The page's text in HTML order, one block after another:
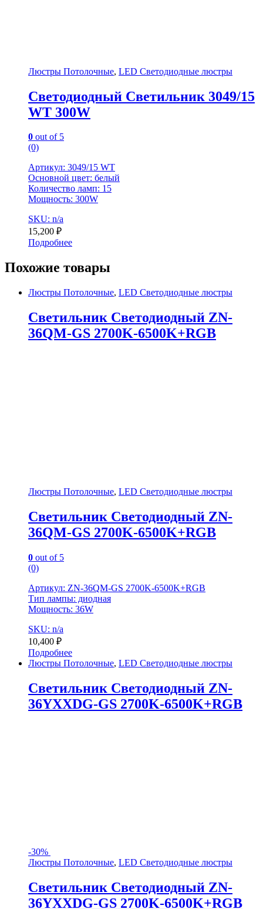
Люстры Потолочные, LED Светодиодные люстры
Светодиодный Светильник 3049/15
WT 300W
0 out of 5
(0)
Артикул: 3049/15 WT
Основной цвет: белый
Количество ламп: 15
Мощность: 300W
SKU: n/a
15,200 ₽
Подробнее
Похожие товары
Люстры Потолочные, LED Светодиодные люстры
Светильник Светодиодный ZN-
36QM-GS 2700K-6500K+RGB
Люстры Потолочные, LED Светодиодные люстры
Светильник Светодиодный ZN-
36QM-GS 2700K-6500K+RGB
0 out of 5
(0)
Артикул: ZN-36QM-GS 2700K-6500K+RGB
Тип лампы: диодная
Мощность: 36W
SKU: n/a
10,400 ₽
Подробнее
Люстры Потолочные, LED Светодиодные люстры
Светильник Светодиодный ZN-
36YXXDG-GS 2700K-6500K+RGB
-30%
Люстры Потолочные, LED Светодиодные люстры
Светильник Светодиодный ZN-
36YXXDG-GS 2700K-6500K+RGB